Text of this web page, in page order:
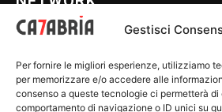
Gestisci
Per fornire le migliori esperienze, utilizziamo
per memorizzare e/o accedere alle
consenso a queste tecnologie ci permetterà di
comportamento di navigazione o ID unici su
WE CALABRIA
C7 PLAY